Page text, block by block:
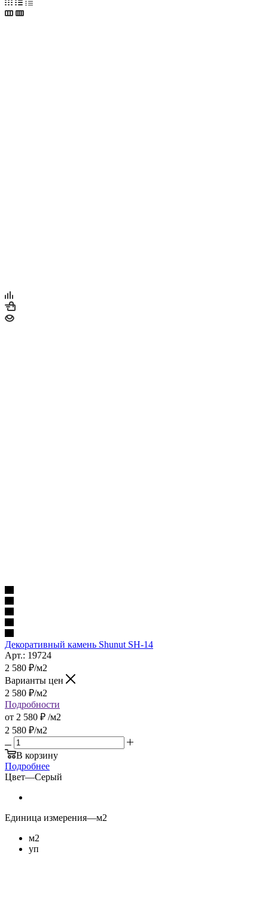
Декоративный камень Shunut SH-14
Арт.: 19724
2 580 ₽/м2
Варианты цен
2 580 ₽/м2
Подробности
от 2 580 ₽ /м2
2 580 ₽/м2
В корзину
Подробнее
Цвет—Серый
Единица измерения—м2
м2
уп